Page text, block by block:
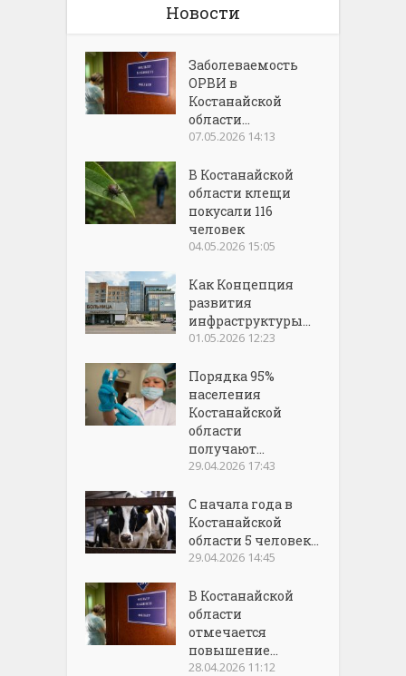
Новости
Заболеваемость
ОРВИ в
Костанайской
области...
07.05.2026 14:13
В Костанайской
области клещи
покусали 116
человек
04.05.2026 15:05
Как Концепция
развития
инфраструктуры...
01.05.2026 12:23
Порядка 95%
населения
Костанайской
области
получают...
29.04.2026 17:43
С начала года в
Костанайской
области 5 человек...
29.04.2026 14:45
В Костанайской
области
отмечается
повышение...
28.04.2026 11:12